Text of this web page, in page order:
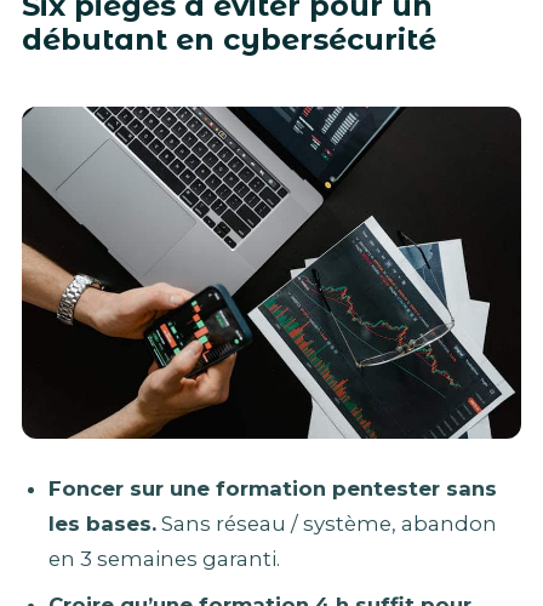
débutant en cybersécurité
Foncer sur une formation pentester sans
les bases.Sans réseau / système, abandon
en 3 semaines garanti.